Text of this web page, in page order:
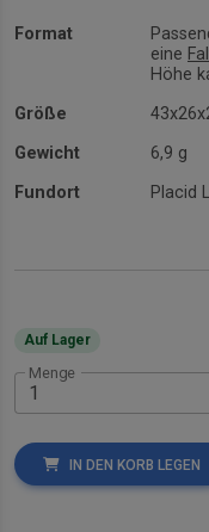
Format
eine
Höhe
Größe
Gewicht
6,9 g
Fundort
Placid
Auf Lager
Menge
IN DEN KORB LEGEN